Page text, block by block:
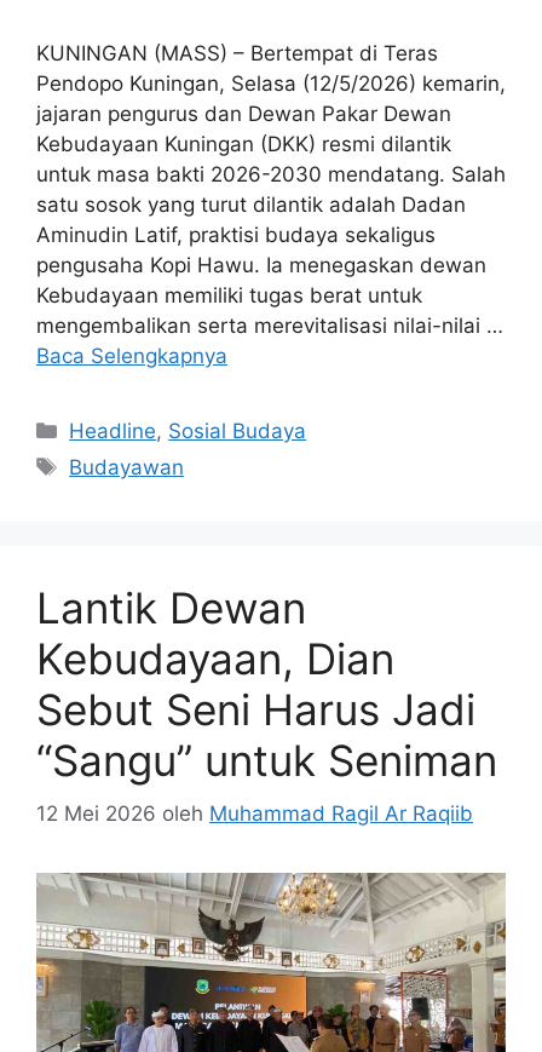
KUNINGAN (MASS) – Bertempat di Teras
Pendopo Kuningan, Selasa (12/5/2026) kemarin,
jajaran pengurus dan Dewan Pakar Dewan
Kebudayaan Kuningan (DKK) resmi dilantik
untuk masa bakti 2026-2030 mendatang. Salah
satu sosok yang turut dilantik adalah Dadan
Aminudin Latif, praktisi budaya sekaligus
pengusaha Kopi Hawu. Ia menegaskan dewan
Kebudayaan memiliki tugas berat untuk
mengembalikan serta merevitalisasi nilai-nilai …
Baca Selengkapnya
Kategori
Headline, Sosial Budaya
Tag
Budayawan
Lantik Dewan
Kebudayaan, Dian
Sebut Seni Harus Jadi
“Sangu” untuk Seniman
12 Mei 2026 oleh Muhammad Ragil Ar Raqiib